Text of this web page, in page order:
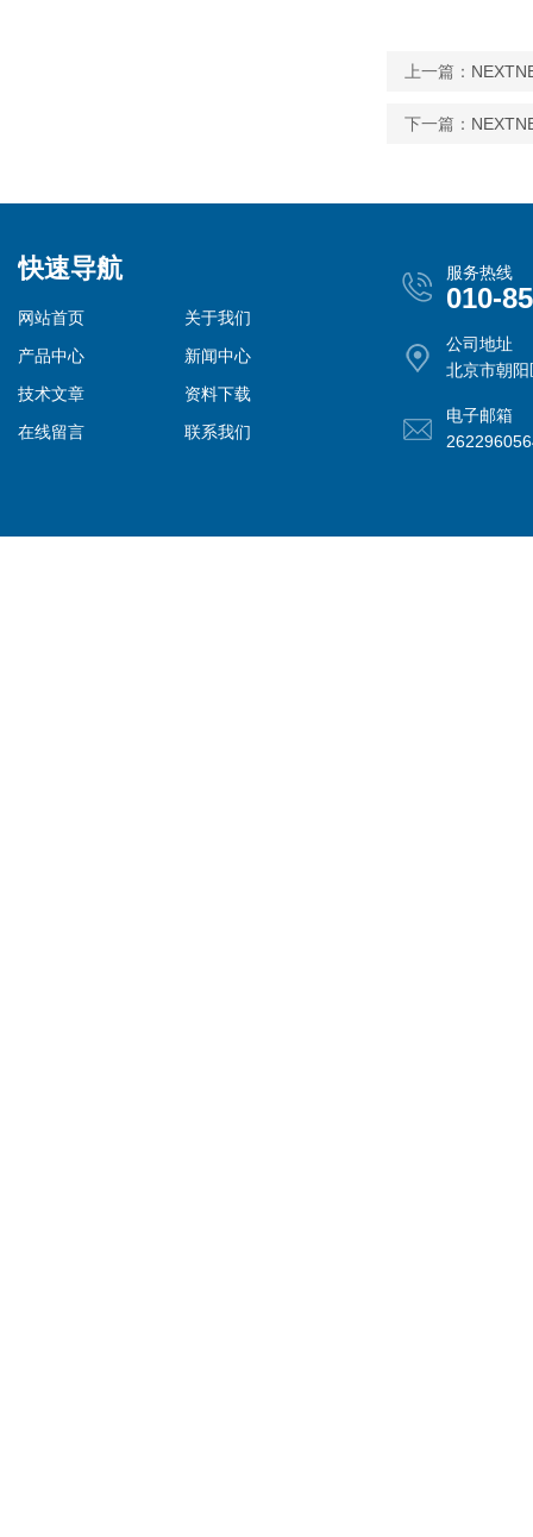
上一篇：
下一篇：
快速导航
网站首页
关于我们
产品中心
新闻中心
技术文章
资料下载
在线留言
联系我们
服务热线
010-
公司地址
北京市朝
电子邮箱